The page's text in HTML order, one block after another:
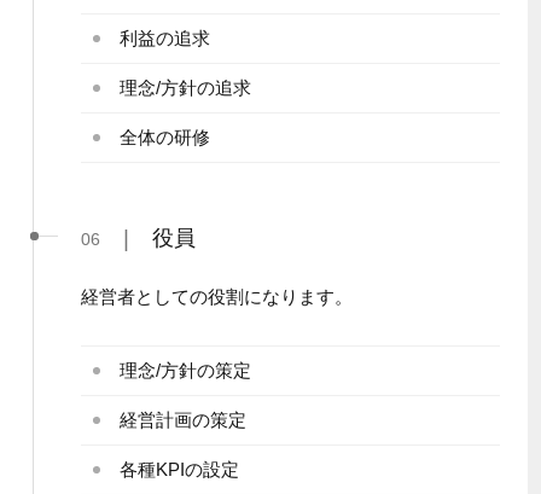
利益の追求
理念/方針の追求
全体の研修
06 役員
経営者としての役割になります。
理念/方針の策定
経営計画の策定
各種KPIの設定